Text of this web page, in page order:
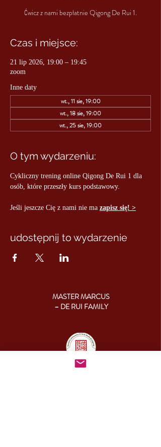
Ćwicz z nami bezpłatnie Qigong De Rui 1.
Czas i miejsce:
21 lip 2026, 19:00 – 19:45
zoom
Inne daty
wt., 11 sie, 19:00
wt., 18 sie, 19:00
wt., 25 sie, 19:00
O tym wydarzeniu:
Cykliczny trening online Qigong De Rui 1 dla
osób, które przeszły kurs podstawowy.
Jeśli jeszcze Cię z nami nie ma zapisz się! >
udostępnij to wydarzenie
MASTER MARCUS
– DE RUI FAMILY